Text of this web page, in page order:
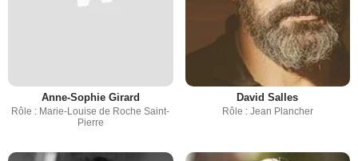
Anne-Sophie Girard
Rôle : Marie-Louise de Roche Saint-
Pierre
David Salles
Rôle : Jean Plancher